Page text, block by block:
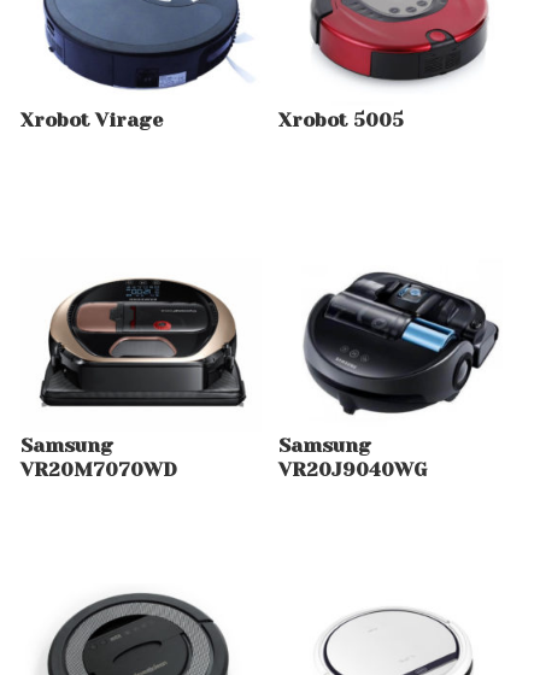
Xrobot Virage Xrobot 5005
Samsung
VR20M7070WD
Samsung
VR20J9040WG